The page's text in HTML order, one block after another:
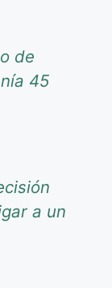
de
45
a un